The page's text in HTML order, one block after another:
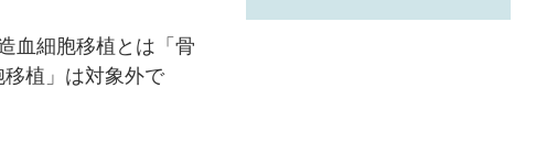
師が認める方
「骨
植」は対象外で